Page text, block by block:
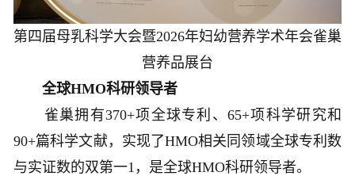
第四届母乳科学大会暨2026年妇幼营养学术年会雀巢
营养品展台
全球HMO科研领导者
雀巢拥有370+项全球专利、65+项科学研究和
90+篇科学文献，实现了HMO相关同领域全球专利数
与实证数的双第一1，是全球HMO科研领导者。